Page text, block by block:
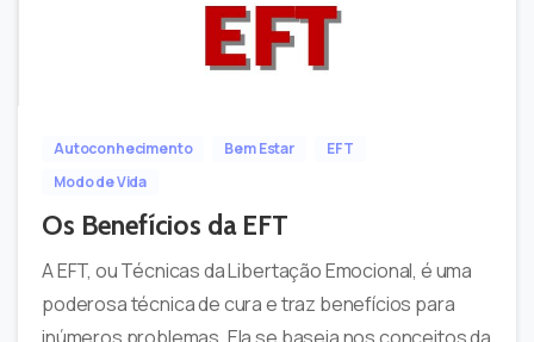
Autoconhecimento Bem Estar
EFT
Modo de Vida
Os Benefícios da EFT
A EFT, ou Técnicas da Libertação Emocional, é uma
poderosa técnica de cura e traz benefícios para